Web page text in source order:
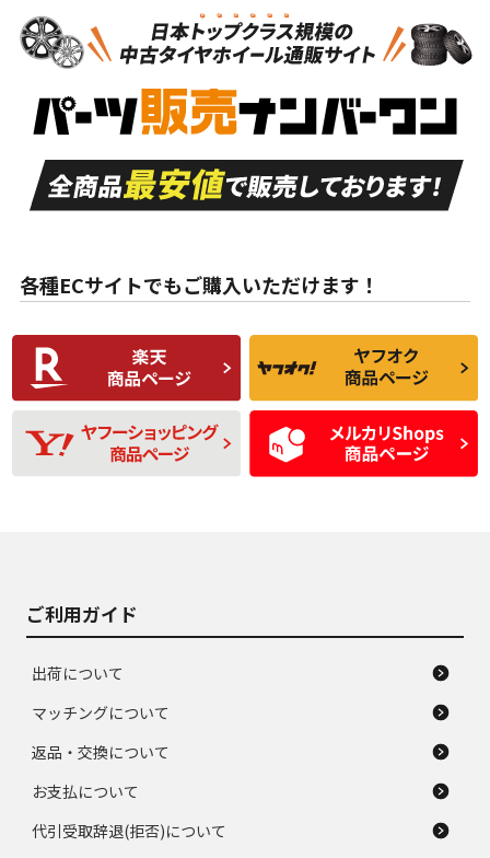
S
品）
S
新車外し品（新古
付き
A
走行距離も少なく、
目立つ傷もほとんど
ない中古品
A
走行距離も少なく、
非常に状態の良い中
古品
な中古品
んどない中古品
C
比較的きれいな中古
品
C
られるが、使用に問
題のない中古品
D
使用感や目立つ傷が
あり、一般的な中古
品
D
残り溝も少なく、偏
磨耗がみられ、短期
間使用できるくらい
の中古品
各種ECサイトでもご購入いただけます！
ご利用ガイド
出荷について
マッチングについて
返品・交換について
お支払について
代引受取辞退(拒否)について